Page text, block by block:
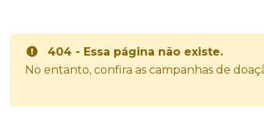
404 - Essa página não existe.
No entanto, confira as campanhas de